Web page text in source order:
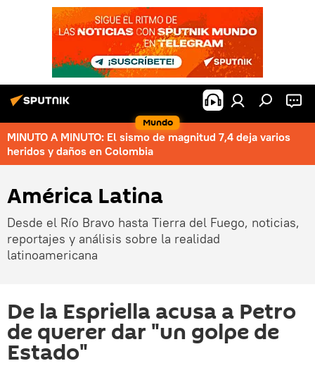
Mundo
MINUTO A MINUTO: El sismo de magnitud 7,4 deja varios
heridos y daños en Colombia
América Latina
Desde el Río Bravo hasta Tierra del Fuego, noticias,
reportajes y análisis sobre la realidad
latinoamericana
De la Espriella acusa a Petro
de querer dar "un golpe de
Estado"